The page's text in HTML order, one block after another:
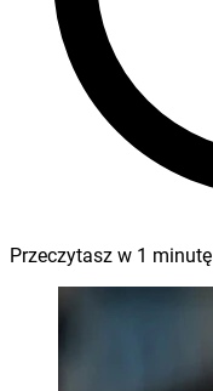
Przeczytasz w 1 minutę